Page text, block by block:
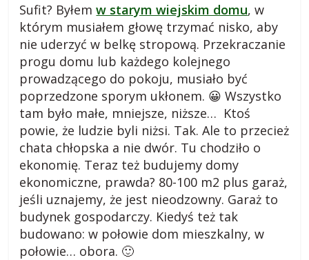
Sufit? Byłemw starym wiejskim domu, w
którym musiałem głowę trzymać nisko, aby
nie uderzyć w belkę stropową. Przekraczanie
progu domu lub każdego kolejnego
prowadzącego do pokoju, musiało być
poprzedzone sporym ukłonem. 😀 Wszystko
tam było małe, mniejsze, niższe… Ktoś
powie, że ludzie byli niżsi. Tak. Ale to przecież
chata chłopska a nie dwór. Tu chodziło o
ekonomię. Teraz też budujemy domy
ekonomiczne, prawda? 80-100 m2 plus garaż,
jeśli uznajemy, że jest nieodzowny. Garaż to
budynek gospodarczy. Kiedyś też tak
budowano: w połowie dom mieszkalny, w
połowie… obora. 🙂